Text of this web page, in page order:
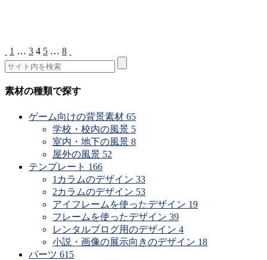
1 … 3 4 5 … 8
素材の種類で探す
ゲーム向けの背景素材 65
学校・校内の風景 5
室内・地下の風景 8
屋外の風景 52
テンプレート 166
1カラムのデザイン 33
2カラムのデザイン 53
アイフレームを使ったデザイン 19
フレームを使ったデザイン 39
レンタルブログ用のデザイン 4
小説・画像の展示向きのデザイン 18
パーツ 615